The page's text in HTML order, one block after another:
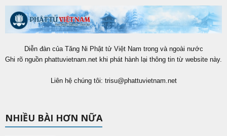
Diễn đàn của Tăng Ni Phật tử Việt Nam trong và ngoài nước
Ghi rõ nguồn phattuvietnam.net khi phát hành lại thông tin từ website này.
Liên hệ chúng tôi: trisu@phattuvietnam.net
NHIỀU BÀI HƠN NỮA